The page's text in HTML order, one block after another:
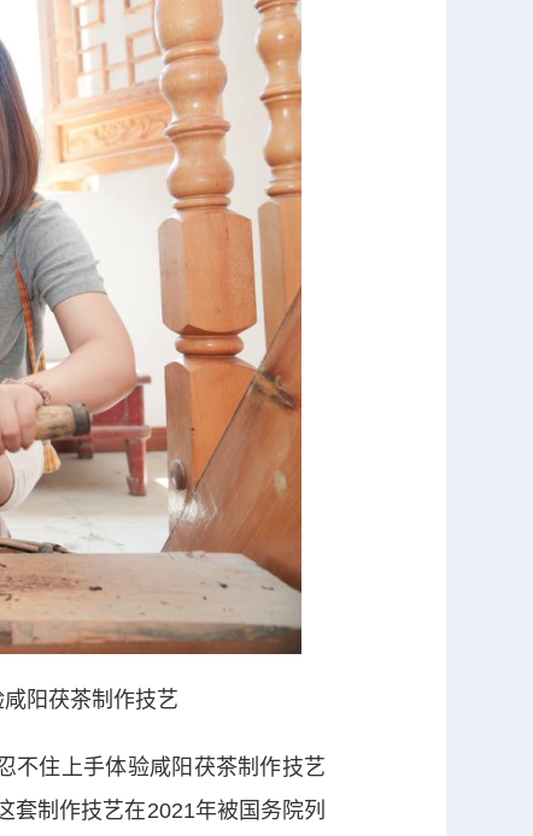
阳茯茶制作技艺
住上手体验咸阳茯茶制作技艺
制作技艺在2021年被国务院列